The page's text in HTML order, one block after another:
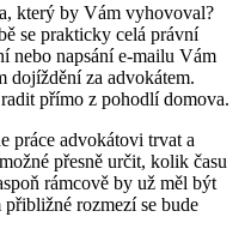
který by Vám vyhovoval?
se prakticky celá právní
nebo napsání e-mailu Vám
dojíždění za advokátem.
přímo z pohodlí domova.
práce advokátovi trvat a
přesně určit, kolik času
rámcově by už měl být
rozmezí se bude